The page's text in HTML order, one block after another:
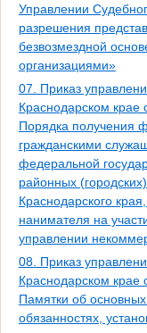
Управлении
разрешения
безвозмездной
организациями»
07. Приказ
Краснодарском
Порядка получения
гражданскими
федеральной
районных
Краснодарского
нанимателя на
управлении
08. Приказ
Краснодарском
Памятки об
обязанностях,